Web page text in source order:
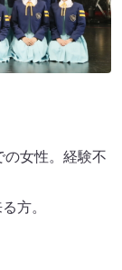
の女性。経験不
方。